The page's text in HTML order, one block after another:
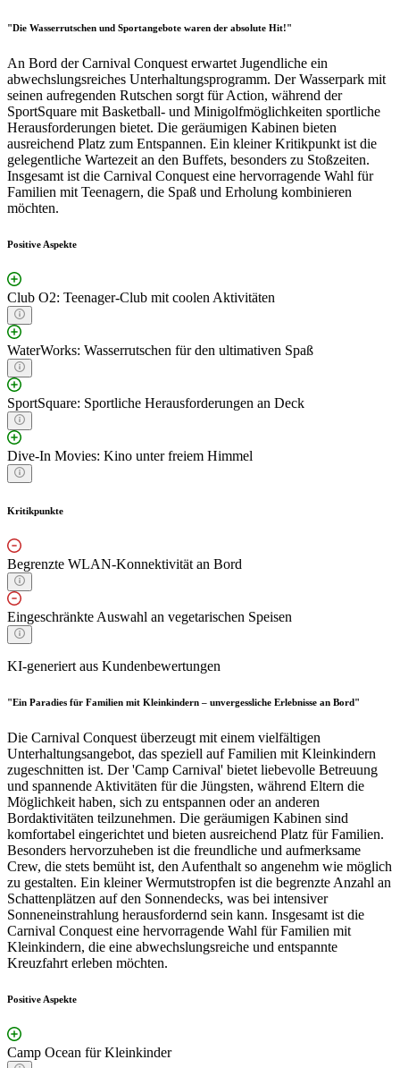
"Die Wasserrutschen und Sportangebote waren der absolute Hit!"
An Bord der Carnival Conquest erwartet Jugendliche ein
abwechslungsreiches Unterhaltungsprogramm. Der Wasserpark mit
seinen aufregenden Rutschen sorgt für Action, während der
SportSquare mit Basketball- und Minigolfmöglichkeiten sportliche
Herausforderungen bietet. Die geräumigen Kabinen bieten
ausreichend Platz zum Entspannen. Ein kleiner Kritikpunkt ist die
gelegentliche Wartezeit an den Buffets, besonders zu Stoßzeiten.
Insgesamt ist die Carnival Conquest eine hervorragende Wahl für
Familien mit Teenagern, die Spaß und Erholung kombinieren
möchten.
Positive Aspekte
Club O2: Teenager-Club mit coolen Aktivitäten
WaterWorks: Wasserrutschen für den ultimativen Spaß
SportSquare: Sportliche Herausforderungen an Deck
Dive-In Movies: Kino unter freiem Himmel
Kritikpunkte
Begrenzte WLAN-Konnektivität an Bord
Eingeschränkte Auswahl an vegetarischen Speisen
KI-generiert aus Kundenbewertungen
"Ein Paradies für Familien mit Kleinkindern – unvergessliche Erlebnisse an Bord"
Die Carnival Conquest überzeugt mit einem vielfältigen
Unterhaltungsangebot, das speziell auf Familien mit Kleinkindern
zugeschnitten ist. Der 'Camp Carnival' bietet liebevolle Betreuung
und spannende Aktivitäten für die Jüngsten, während Eltern die
Möglichkeit haben, sich zu entspannen oder an anderen
Bordaktivitäten teilzunehmen. Die geräumigen Kabinen sind
komfortabel eingerichtet und bieten ausreichend Platz für Familien.
Besonders hervorzuheben ist die freundliche und aufmerksame
Crew, die stets bemüht ist, den Aufenthalt so angenehm wie möglich
zu gestalten. Ein kleiner Wermutstropfen ist die begrenzte Anzahl an
Schattenplätzen auf den Sonnendecks, was bei intensiver
Sonneneinstrahlung herausfordernd sein kann. Insgesamt ist die
Carnival Conquest eine hervorragende Wahl für Familien mit
Kleinkindern, die eine abwechslungsreiche und entspannte
Kreuzfahrt erleben möchten.
Positive Aspekte
Camp Ocean für Kleinkinder